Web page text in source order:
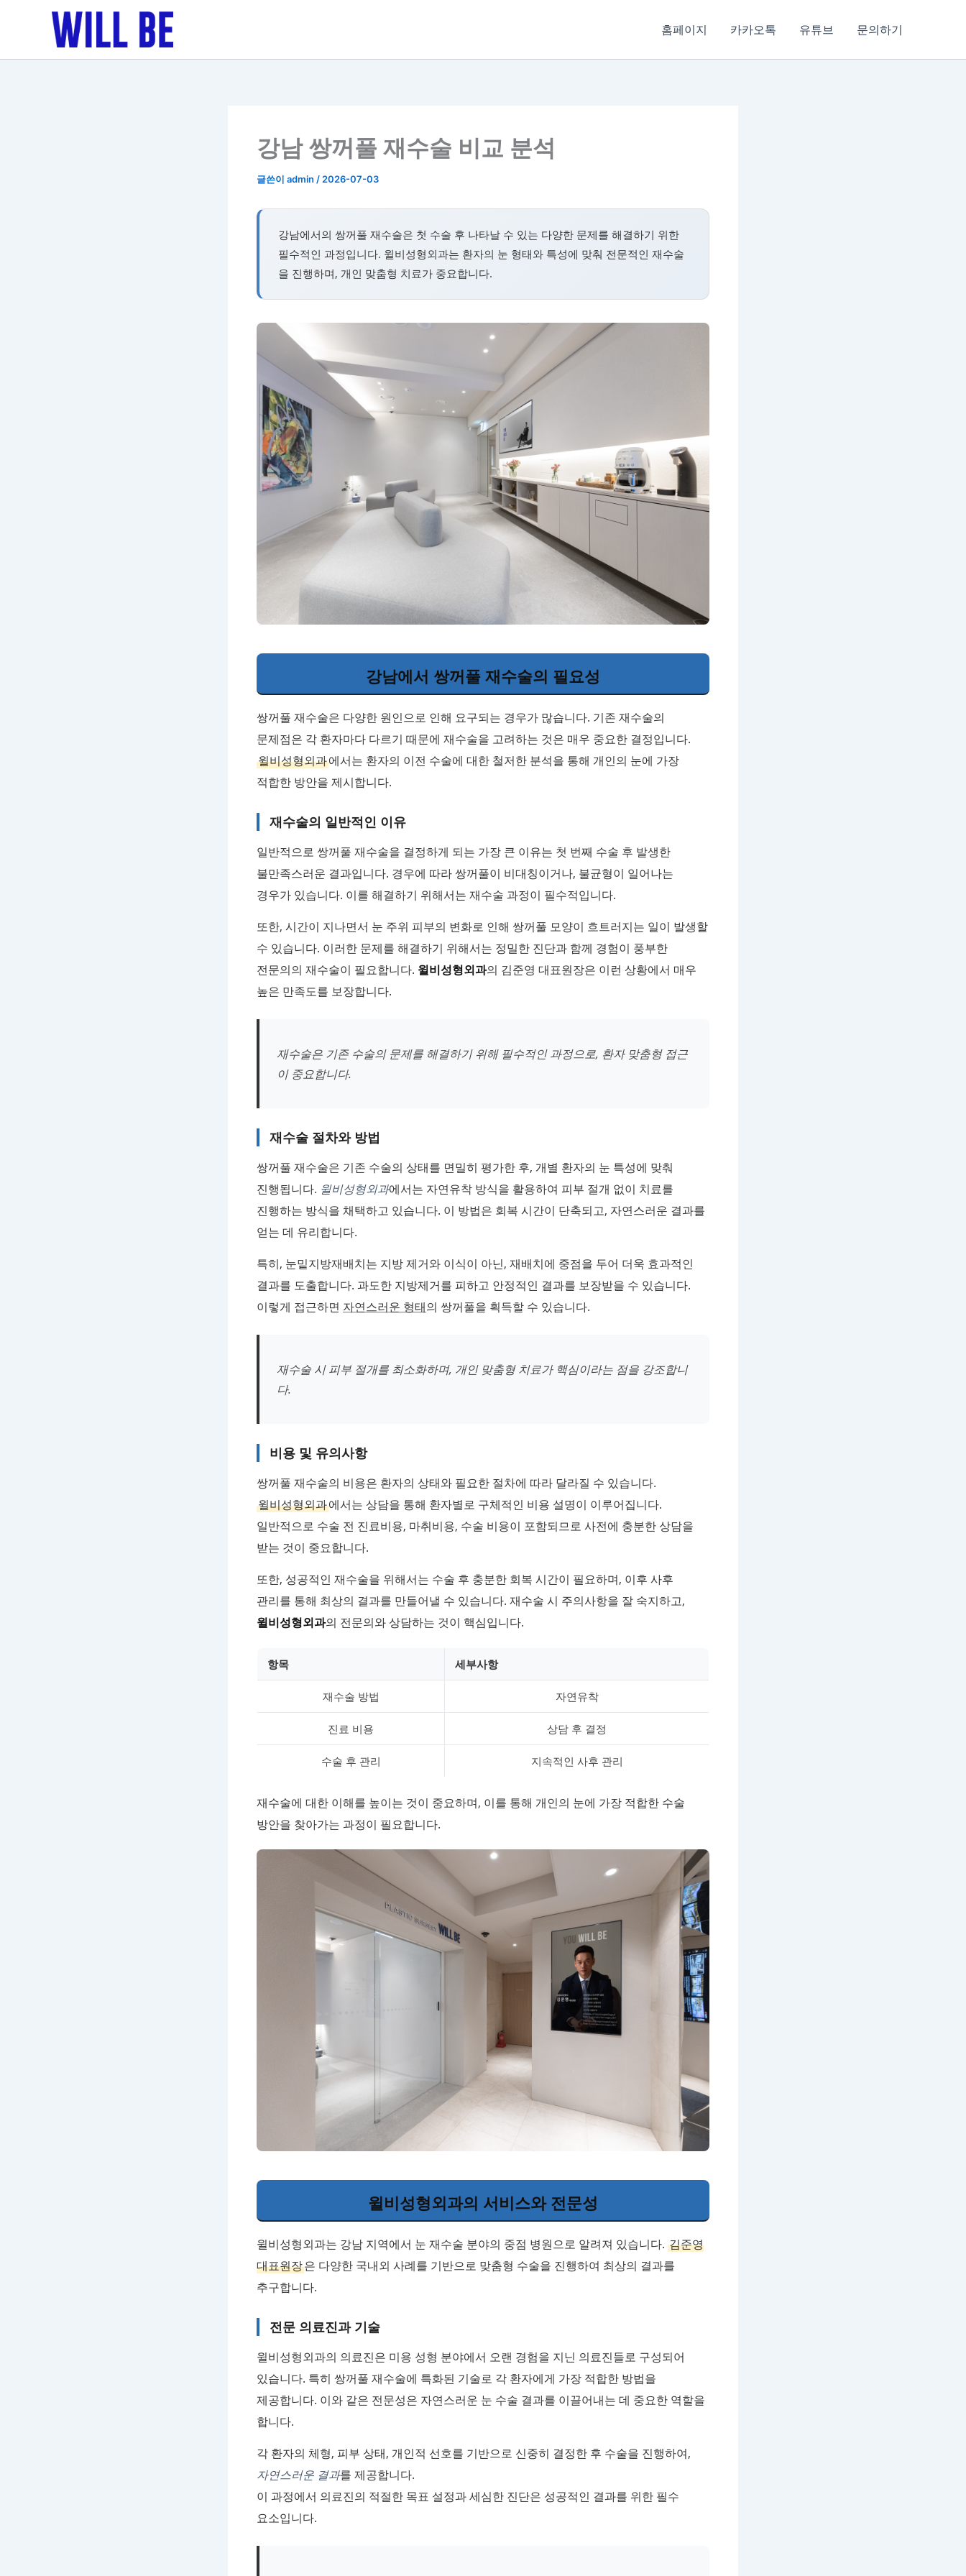
홈페이지 카카오톡 유튜브 문의하기
강남 쌍꺼풀 재수술 비교 분석
글쓴이 admin / 2026-07-03
강남에서의 쌍꺼풀 재수술은 첫 수술 후 나타날 수 있는 다양한 문제를 해결하기 위한
필수적인 과정입니다. 윌비성형외과는 환자의 눈 형태와 특성에 맞춰 전문적인 재수술
을 진행하며, 개인 맞춤형 치료가 중요합니다.
강남에서 쌍꺼풀 재수술의 필요성
쌍꺼풀 재수술은 다양한 원인으로 인해 요구되는 경우가 많습니다. 기존 재수술의
문제점은 각 환자마다 다르기 때문에 재수술을 고려하는 것은 매우 중요한 결정입니다.
윌비성형외과에서는 환자의 이전 수술에 대한 철저한 분석을 통해 개인의 눈에 가장
적합한 방안을 제시합니다.
재수술의 일반적인 이유
일반적으로 쌍꺼풀 재수술을 결정하게 되는 가장 큰 이유는 첫 번째 수술 후 발생한
불만족스러운 결과입니다. 경우에 따라 쌍꺼풀이 비대칭이거나, 불균형이 일어나는
경우가 있습니다. 이를 해결하기 위해서는 재수술 과정이 필수적입니다.
또한, 시간이 지나면서 눈 주위 피부의 변화로 인해 쌍꺼풀 모양이 흐트러지는 일이 발생할
수 있습니다. 이러한 문제를 해결하기 위해서는 정밀한 진단과 함께 경험이 풍부한
전문의의 재수술이 필요합니다. 윌비성형외과의 김준영 대표원장은 이런 상황에서 매우
높은 만족도를 보장합니다.
재수술은 기존 수술의 문제를 해결하기 위해 필수적인 과정으로, 환자 맞춤형 접근
이 중요합니다.
재수술 절차와 방법
쌍꺼풀 재수술은 기존 수술의 상태를 면밀히 평가한 후, 개별 환자의 눈 특성에 맞춰
진행됩니다. 윌비성형외과에서는 자연유착 방식을 활용하여 피부 절개 없이 치료를
진행하는 방식을 채택하고 있습니다. 이 방법은 회복 시간이 단축되고, 자연스러운 결과를
얻는 데 유리합니다.
특히, 눈밑지방재배치는 지방 제거와 이식이 아닌, 재배치에 중점을 두어 더욱 효과적인
결과를 도출합니다. 과도한 지방제거를 피하고 안정적인 결과를 보장받을 수 있습니다.
이렇게 접근하면 자연스러운 형태의 쌍꺼풀을 획득할 수 있습니다.
재수술 시 피부 절개를 최소화하며, 개인 맞춤형 치료가 핵심이라는 점을 강조합니
다.
비용 및 유의사항
쌍꺼풀 재수술의 비용은 환자의 상태와 필요한 절차에 따라 달라질 수 있습니다.
윌비성형외과에서는 상담을 통해 환자별로 구체적인 비용 설명이 이루어집니다.
일반적으로 수술 전 진료비용, 마취비용, 수술 비용이 포함되므로 사전에 충분한 상담을
받는 것이 중요합니다.
또한, 성공적인 재수술을 위해서는 수술 후 충분한 회복 시간이 필요하며, 이후 사후
관리를 통해 최상의 결과를 만들어낼 수 있습니다. 재수술 시 주의사항을 잘 숙지하고,
윌비성형외과의 전문의와 상담하는 것이 핵심입니다.
항목 세부사항
재수술 방법 자연유착
진료 비용 상담 후 결정
수술 후 관리 지속적인 사후 관리
재수술에 대한 이해를 높이는 것이 중요하며, 이를 통해 개인의 눈에 가장 적합한 수술
방안을 찾아가는 과정이 필요합니다.
윌비성형외과의 서비스와 전문성
윌비성형외과는 강남 지역에서 눈 재수술 분야의 중점 병원으로 알려져 있습니다. 김준영
대표원장은 다양한 국내외 사례를 기반으로 맞춤형 수술을 진행하여 최상의 결과를
추구합니다.
전문 의료진과 기술
윌비성형외과의 의료진은 미용 성형 분야에서 오랜 경험을 지닌 의료진들로 구성되어
있습니다. 특히 쌍꺼풀 재수술에 특화된 기술로 각 환자에게 가장 적합한 방법을
제공합니다. 이와 같은 전문성은 자연스러운 눈 수술 결과를 이끌어내는 데 중요한 역할을
합니다.
각 환자의 체형, 피부 상태, 개인적 선호를 기반으로 신중히 결정한 후 수술을 진행하여,
자연스러운 결과를 제공합니다.
이 과정에서 의료진의 적절한 목표 설정과 세심한 진단은 성공적인 결과를 위한 필수
요소입니다.